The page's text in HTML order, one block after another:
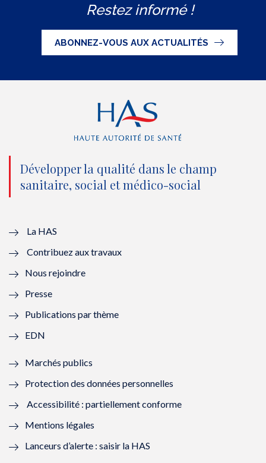
i
t
t
e
n
o
u
l
l
f
n
ê
t
r
e
c
e
b
o
o
k
(
n
o
e
e
n
ê
r
u
t
u
b
e
(
n
o
u
ê
t
e
n
k
e
d
(
n
o
ê
Restez informé !
ABONNEZ-VOUS AUX ACTUALITÉS
Développer la qualité dans le champ
sanitaire, social et médico-social
La HAS
Contribuez aux travaux
Nous rejoindre
Presse
Publications par thème
EDN
Marchés publics
Protection des données personnelles
Accessibilité : partiellement conforme
Mentions légales
Lanceurs d’alerte : saisir la HAS